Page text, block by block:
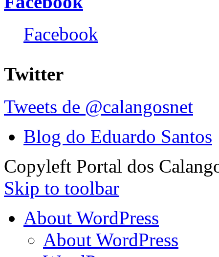
Facebook
Twitter
Tweets de @calangosnet
Blog do Eduardo Santos
Copyleft Portal dos
Skip to toolbar
About WordPress
About WordPress